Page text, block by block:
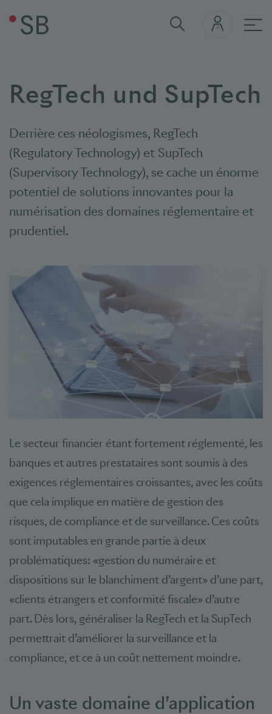
RegTech und SupTech
Derrière ces néologismes, RegTech
(Regulatory Technology) et SupTech
(Supervisory Technology), se cache un énorme
potentiel de solutions innovantes pour la
numérisation des domaines réglementaire et
prudentiel.
Le secteur financier étant fortement réglementé, les
banques et autres prestataires sont soumis à des
exigences réglementaires croissantes, avec les coûts
que cela implique en matière de gestion des
risques, de compliance et de surveillance. Ces coûts
sont imputables en grande partie à deux
problématiques: «gestion du numéraire et
dispositions sur le blanchiment d’argent» d’une part,
«clients étrangers et conformité fiscale» d’autre
part. Dès lors, généraliser la RegTech et la SupTech
permettrait d’améliorer la surveillance et la
compliance, et ce à un coût nettement moindre.
Un vaste domaine d’application